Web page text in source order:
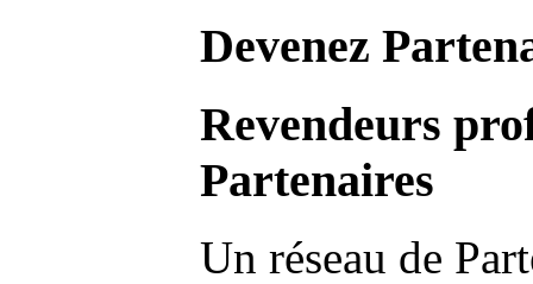
Devenez
Revendeurs
Partenaires
Un réseau de